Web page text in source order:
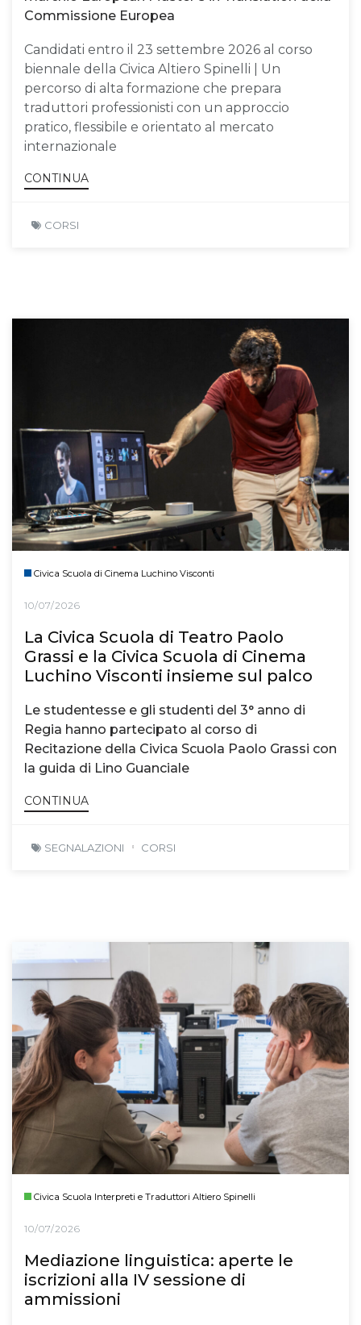
Commissione Europea
Candidati entro il 23 settembre 2026 al corso
biennale della Civica Altiero Spinelli | Un
percorso di alta formazione che prepara
traduttori professionisti con un approccio
pratico, flessibile e orientato al mercato
internazionale
CONTINUA
CORSI
Civica Scuola di Cinema Luchino Visconti
10/07/2026
La Civica Scuola di Teatro Paolo
Grassi e la Civica Scuola di Cinema
Luchino Visconti insieme sul palco
Le studentesse e gli studenti del 3° anno di
Regia hanno partecipato al corso di
Recitazione della Civica Scuola Paolo Grassi con
la guida di Lino Guanciale
CONTINUA
SEGNALAZIONI CORSI
Civica Scuola Interpreti e Traduttori Altiero Spinelli
10/07/2026
Mediazione linguistica: aperte le
iscrizioni alla IV sessione di
ammissioni